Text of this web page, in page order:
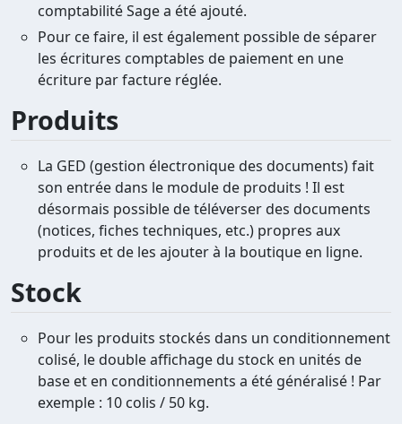
comptabilité Sage a été ajouté.
Pour ce faire, il est également possible de séparer
les écritures comptables de paiement en une
écriture par facture réglée.
Produits
La GED (gestion électronique des documents) fait
son entrée dans le module de produits ! Il est
désormais possible de téléverser des documents
(notices, fiches techniques, etc.) propres aux
produits et de les ajouter à la boutique en ligne.
Stock
Pour les produits stockés dans un conditionnement
colisé, le double affichage du stock en unités de
base et en conditionnements a été généralisé ! Par
exemple : 10 colis / 50 kg.